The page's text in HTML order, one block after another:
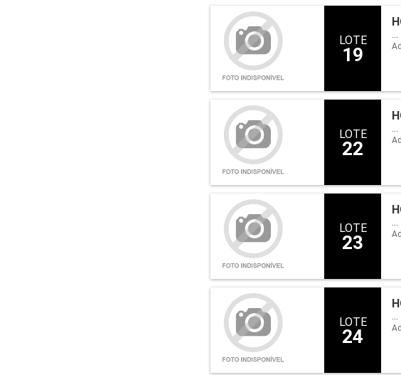
LOTE
19
LOTE
22
LOTE
23
LOTE
24